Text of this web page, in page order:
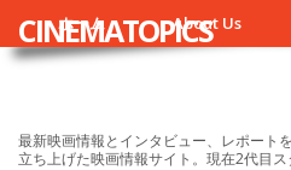
ホーム About Us
CINEMATOPICS
最新映画情報とインタビュー、レポート
立ち上げた映画情報サイト。現在2代目ス